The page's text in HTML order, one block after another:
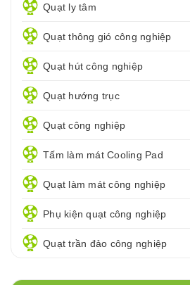
Quạt ly tâm
Quạt thông gió công nghiệp
Quạt hút công nghiệp
Quạt hướng trục
Quạt công nghiệp
Tấm làm mát Cooling Pad
Quạt làm mát công nghiệp
Phụ kiện quạt công nghiệp
Quạt trần đảo công nghiệp